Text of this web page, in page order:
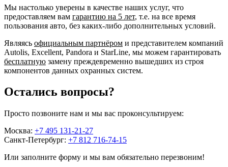
Мы настолько уверены в качестве наших услуг, что
предоставляем вам гарантию на 5 лет, т.е. на все время
пользования авто, без каких-либо дополнительных условий.
Являясь официальным партнёром и представителем компаний
Autolis, Excellent, Pandora и StarLine, мы можем гарантировать
бесплатную замену преждевременно вышедших из строя
компонентов данных охранных систем.
Остались вопросы?
Просто позвоните нам и мы вас проконсультируем:
Москва: +7 495 131-21-27
Санкт-Петербург: +7 812 716-74-15
Или заполните форму и мы вам обязательно перезвоним!